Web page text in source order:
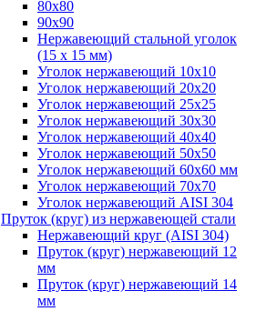
80х80
90х90
Нержавеющий стальной уголок
(15 х 15 мм)
Уголок нержавеющий 10х10
Уголок нержавеющий 20х20
Уголок нержавеющий 25х25
Уголок нержавеющий 30х30
Уголок нержавеющий 40х40
Уголок нержавеющий 50х50
Уголок нержавеющий 60х60 мм
Уголок нержавеющий 70х70
Уголок нержавеющий AISI 304
Пруток (круг) из нержавеющей стали
Нержавеющий круг (AISI 304)
Пруток (круг) нержавеющий 12
мм
Пруток (круг) нержавеющий 14
мм